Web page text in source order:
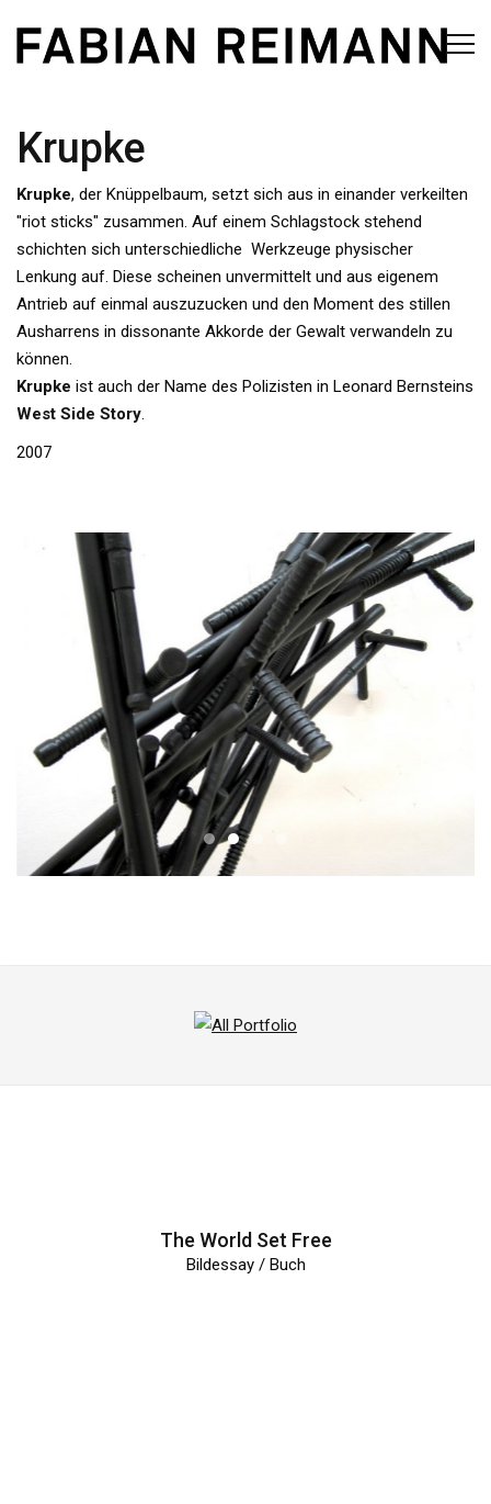
Krupke
Krupke, der Knüppelbaum, setzt sich aus in einander verkeilten
"riot sticks" zusammen. Auf einem Schlagstock stehend
schichten sich unterschiedliche Werkzeuge physischer
Lenkung auf. Diese scheinen unvermittelt und aus eigenem
Antrieb auf einmal auszuzucken und den Moment des stillen
Ausharrens in dissonante Akkorde der Gewalt verwandeln zu
können.
Krupke ist auch der Name des Polizisten in Leonard Bernsteins
West Side Story.
2007
All
The World Set Free
Bildessay / Buch